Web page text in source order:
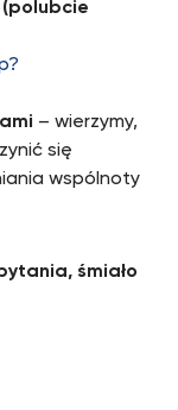
– wierzymy,
się
wspólnoty
śmiało